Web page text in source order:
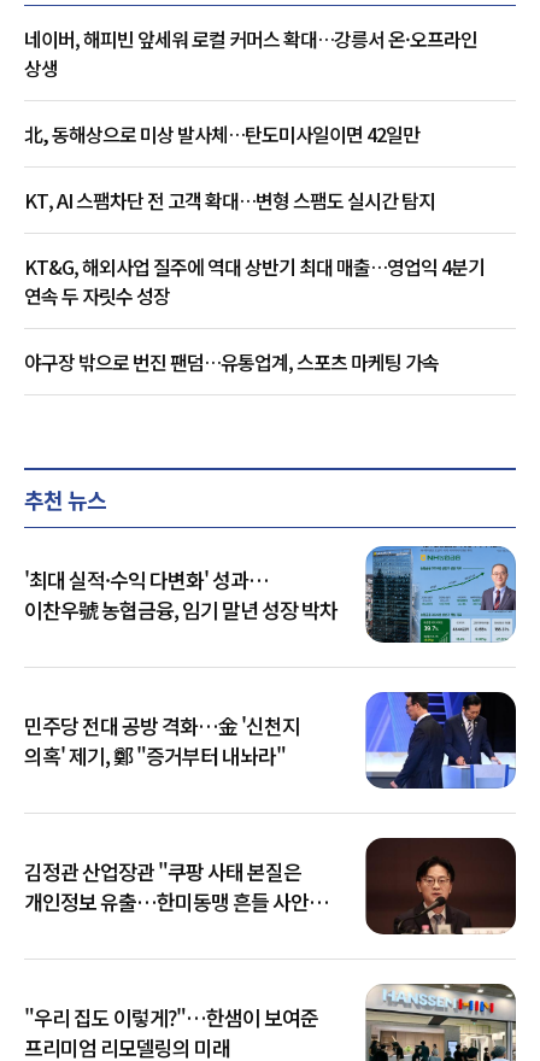
네이버, 해피빈 앞세워 로컬 커머스 확대…강릉서 온·오프라인
상생
北, 동해상으로 미상 발사체…탄도미사일이면 42일만
KT, AI 스팸차단 전 고객 확대…변형 스팸도 실시간 탐지
KT&G, 해외사업 질주에 역대 상반기 최대 매출…영업익 4분기
연속 두 자릿수 성장
야구장 밖으로 번진 팬덤…유통업계, 스포츠 마케팅 가속
추천 뉴스
'최대 실적·수익 다변화' 성과…
이찬우號 농협금융, 임기 말년 성장 박차
민주당 전대 공방 격화…金 '신천지
의혹' 제기, 鄭 "증거부터 내놔라"
김정관 산업장관 "쿠팡 사태 본질은
개인정보 유출…한미동맹 흔들 사안
"우리 집도 이렇게?"…한샘이 보여준
프리미엄 리모델링의 미래